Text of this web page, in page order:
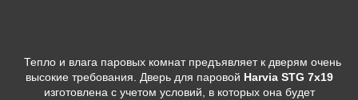
Тепло и влага паровых комнат предъявляет к дверям очень
высокие требования. Дверь для паровой Harvia STG 7х19
изготовлена с учетом условий, в которых она будет